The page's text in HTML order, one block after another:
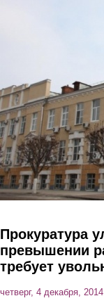
Прокуратура
превышении
требует
четверг, 4 декабря,